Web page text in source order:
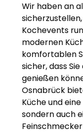
Wir haben an
Kochevents
modernen
komfortablen
sicher, dass
genießen
Osnabrück
Küche und
sondern auch